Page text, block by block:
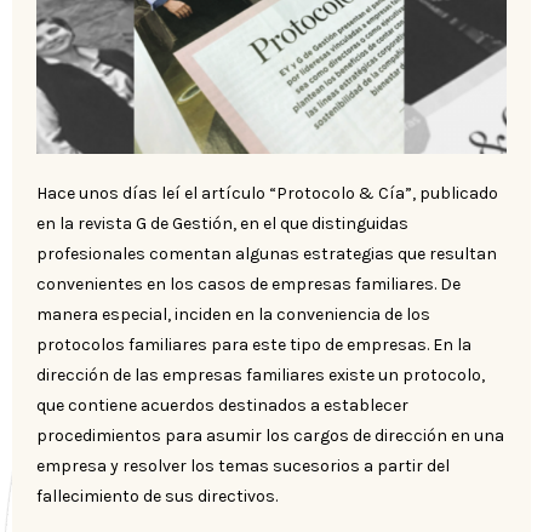
Hace unos días leí el artículo “Protocolo & Cía”, publicado
en la revista G de Gestión, en el que distinguidas
profesionales comentan algunas estrategias que resultan
convenientes en los casos de empresas familiares. De
manera especial, inciden en la conveniencia de los
protocolos familiares para este tipo de empresas. En la
dirección de las empresas familiares existe un protocolo,
que contiene acuerdos destinados a establecer
procedimientos para asumir los cargos de dirección en una
empresa y resolver los temas sucesorios a partir del
fallecimiento de sus directivos.